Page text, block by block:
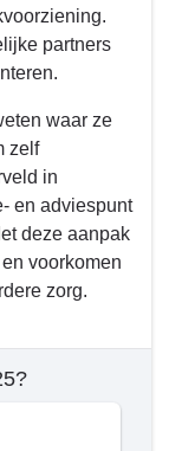
partners
waar ze
zelf
in
en adviespunt
deze aanpak
voorkomen
zorg.